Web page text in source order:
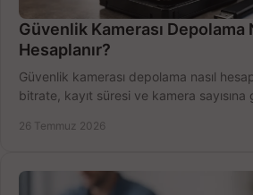
Güvenlik Kamerası Depolama
Hesaplanır?
Güvenlik kamerası depolama nasıl
bitrate, kayıt süresi ve kamera
26 Temmuz 2026